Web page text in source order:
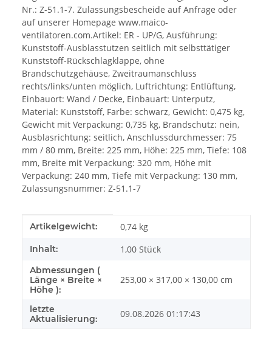
Nr.: Z-51.1-7. Zulassungsbescheide auf Anfrage oder
auf unserer Homepage www.maico-
ventilatoren.com.Artikel: ER - UP/G, Ausführung:
Kunststoff-Ausblasstutzen seitlich mit selbsttätiger
Kunststoff-Rückschlagklappe, ohne
Brandschutzgehäuse, Zweitraumanschluss
rechts/links/unten möglich, Luftrichtung: Entlüftung,
Einbauort: Wand / Decke, Einbauart: Unterputz,
Material: Kunststoff, Farbe: schwarz, Gewicht: 0,475 kg,
Gewicht mit Verpackung: 0,735 kg, Brandschutz: nein,
Ausblasrichtung: seitlich, Anschlussdurchmesser: 75
mm / 80 mm, Breite: 225 mm, Höhe: 225 mm, Tiefe: 108
mm, Breite mit Verpackung: 320 mm, Höhe mit
Verpackung: 240 mm, Tiefe mit Verpackung: 130 mm,
Zulassungsnummer: Z-51.1-7
Produkteigenschaft
Wert
Artikelgewicht: 0,74 kg
Inhalt: 1,00 Stück
Abmessungen (
Länge × Breite ×
Höhe ):
253,00 × 317,00 × 130,00 cm
letzte
Aktualisierung:
09.08.2026 01:17:43